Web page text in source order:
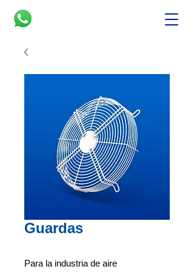
Guardas
Para la industria de aire